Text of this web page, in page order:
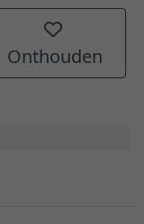
Onthouden